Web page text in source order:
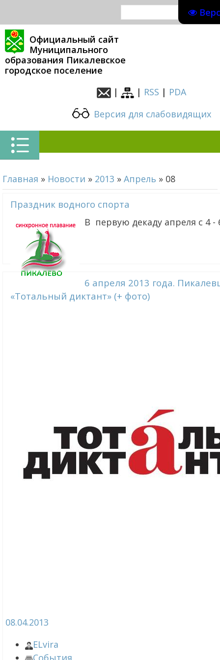
Официальный сайт
Муниципального
образования Пикалевское
городское поселение
|
| RSS | PDA
Версия для слабовидящих
Главная » Новости » 2013 » Апрель » 08
Праздник водного спорта
В первую декаду апреля с 4 -
6 апреля 2013 года.
«Тотальный диктант» (+ фото)
08.04.2013
ELvira